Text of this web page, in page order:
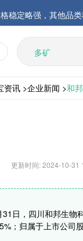
苏打和乳清粉市场
半年业绩
季度财务报告
年6月30日前3个月
一季度业绩L-赖氨酸硫
多维
维生素
饲料添加剂
资讯 >企业新闻 >和
更新时间: 2024-10-31
日，四川和邦生物
；归属于上市公司